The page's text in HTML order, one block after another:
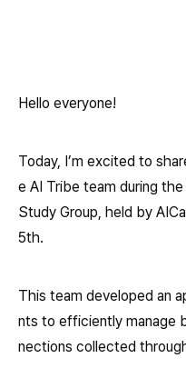
Hello everyone!
Today, I’m excited to
e AI Tribe team during
Study Group, held by
5th.
This team developed an
nts to efficiently manage
nections collected